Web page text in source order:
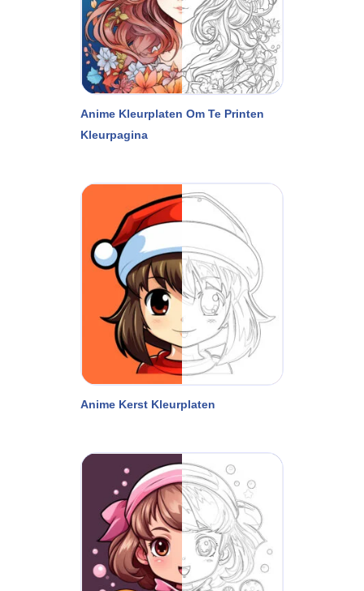
Anime Kleurplaten Om Te Printen
Kleurpagina
Anime Kerst Kleurplaten